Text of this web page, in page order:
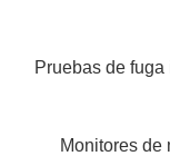
Pruebas de
Monitores de